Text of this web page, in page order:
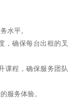
水平。
，确保每台出租的叉
课程，确保服务团队
服务体验。